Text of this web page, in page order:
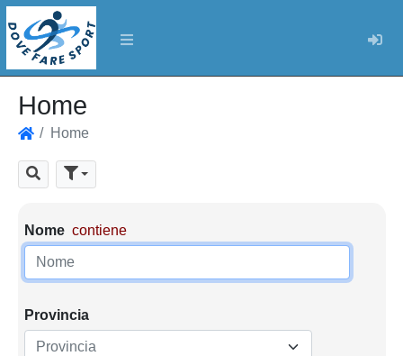
Home
Home
CercaParametri di ricerca
Nome contiene
Provincia
Provincia